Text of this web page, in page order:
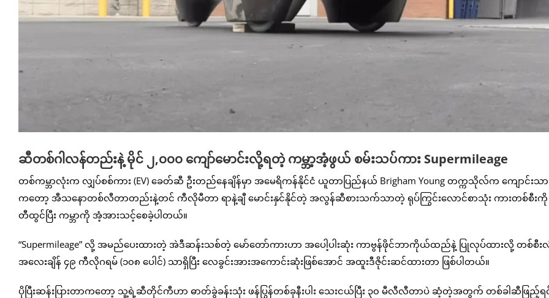
ဆီတစ်ဂါလန်တည်းနဲ့ မိုင် ၂,၀၀၀ ကျော်မောင်းလို့ရတဲ့ ကမ္ဘာ့အံ့ဖွယ် စမ်းသပ်ကား Supermileage
တစ်ကမ္ဘာလုံးက လျှပ်စစ်ကား (EV) ခေတ်ဆီ ဦးတည်နေချိန်မှာ အမေရိကန်နိုင်ငံ ယူတာပြည်နယ် Brigham Young တက္ကသိုလ်က ကျောင်းသ
ကတော့ အီသနောတစ်လီတာတည်းနဲ့တင် ကီလိုမီတာ ရာနဲ့ချီ မောင်းနှင်နိုင်တဲ့ အလွန်ဆီစားသက်သာတဲ့ ရုပ်ကြွင်းလောင်စာသုံး ကားတစ်စီးကို
တီထွင်ပြီး ကမ္ဘာကို အံ့အားသင့်စေခဲ့ပါတယ်။
“Supermileage” လို့ အမည်ပေးထားတဲ့ အဲဒီဆန်းသစ်တဲ့ မော်တော်ကားဟာ အပေါ့ပါးဆုံး ကာဗွန်ဖိုင်ဘာကိုယ်ထည်နဲ့ ပြုလုပ်ထားလို့ တစ်စီး
အလေးချိန် ၄၉ ကီလိုဂရမ် (၁၀၈ ပေါင်) သာရှိပြီး လေခွင်းအားအကောင်းဆုံးဖြစ်အောင် အထူးဒီဇိုင်းဆင်ထားတာ ဖြစ်ပါတယ်။
ပိုပြီးဆန်းပြားတာကတော့ သူ့ရဲ့ဆီတိုင်ကီဟာ ဓာတ်ခွဲခန်းသုံး ဖန်ပြွန်တစ်ခုနီးပါး သေးငယ်ပြီး ၃၀ မီလီလီတာပဲ ဆံ့တဲ့အတွက် တစ်ခါဆီဖြည့်ရ